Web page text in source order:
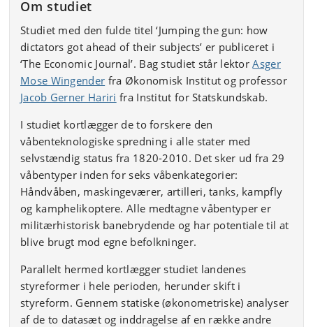
Om studiet
Studiet med den fulde titel ‘Jumping the gun: how
dictators got ahead of their subjects’ er publiceret i
‘The Economic Journal’. Bag studiet står lektorAsger
Mose Wingender fra Økonomisk Institut og professor
Jacob Gerner Hariri fra Institut for Statskundskab.
I studiet kortlægger de to forskere den
våbenteknologiske spredning i alle stater med
selvstændig status fra 1820-2010. Det sker ud fra 29
våbentyper inden for seks våbenkategorier:
Håndvåben, maskingeværer, artilleri, tanks, kampfly
og kamphelikoptere. Alle medtagne våbentyper er
militærhistorisk banebrydende og har potentiale til at
blive brugt mod egne befolkninger.
Parallelt hermed kortlægger studiet landenes
styreformer i hele perioden, herunder skift i
styreform. Gennem statiske (økonometriske) analyser
af de to datasæt og inddragelse af en række andre